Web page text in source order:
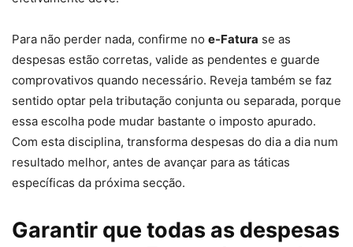
Para não perder nada, confirme no e-Fatura se as
despesas estão corretas, valide as pendentes e guarde
comprovativos quando necessário. Reveja também se faz
sentido optar pela tributação conjunta ou separada, porque
essa escolha pode mudar bastante o imposto apurado.
Com esta disciplina, transforma despesas do dia a dia num
resultado melhor, antes de avançar para as táticas
específicas da próxima secção.
Garantir que todas as despesas